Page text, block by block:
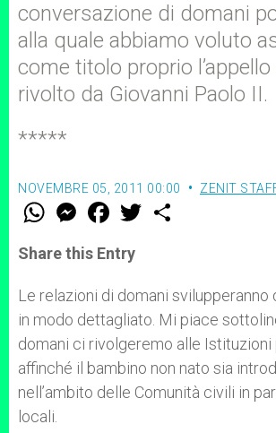
conversazione di domani
alla quale abbiamo voluto
come titolo proprio l’appello
rivolto da Giovanni Paolo II.
*****
NOVEMBRE 05, 2011 00:00 ZENIT
W
t
s
p
p
M
e
s
e
g
e
r
F
a
e
b
o
k
w
r
Share this Entry
Le relazioni di domani svilupperanno
in modo dettagliato. Mi piace
domani ci rivolgeremo alle Istituzioni
affinché il bambino non nato sia
nell’ambito delle Comunità civili in
locali.